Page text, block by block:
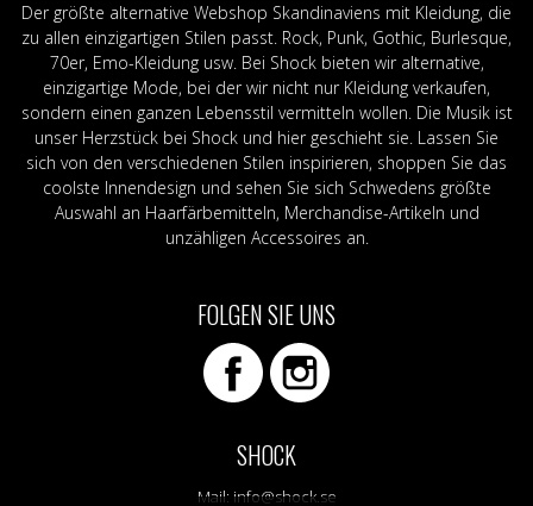
Der größte alternative Webshop Skandinaviens mit Kleidung, die
zu allen einzigartigen Stilen passt. Rock, Punk, Gothic, Burlesque,
70er, Emo-Kleidung usw. Bei Shock bieten wir alternative,
einzigartige Mode, bei der wir nicht nur Kleidung verkaufen,
sondern einen ganzen Lebensstil vermitteln wollen. Die Musik ist
unser Herzstück bei Shock und hier geschieht sie. Lassen Sie
sich von den verschiedenen Stilen inspirieren, shoppen Sie das
coolste Innendesign und sehen Sie sich Schwedens größte
Auswahl an Haarfärbemitteln, Merchandise-Artikeln und
unzähligen Accessoires an.
FOLGEN SIE UNS
SHOCK
Mail: info@shock.se